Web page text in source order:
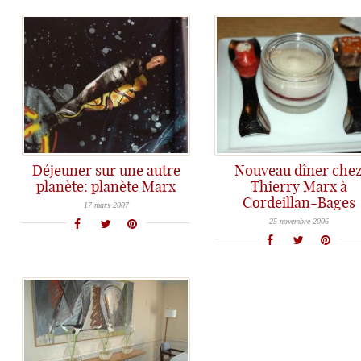
Déjeuner sur une autre
planète: planète Marx
La semaine dernière, avec un couple d’amis, nous sommes à nouveau revenus sur cette autre planète, magique et mystérieuse, celle
17 mars 2007
Nouveau dîner chez
Thierry Marx à
Cordeillan-Bages
Mardi dernier nous avons décidé d'aller dîner chez Thierry Marx à Cordeillan-Bages avec des amis qui souhaitaient découvrir la cuisine
25 novembre 2006